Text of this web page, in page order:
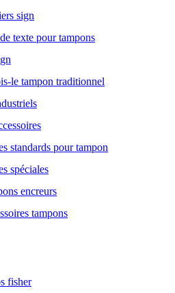
sign
texte pour tampons
le tampon traditionnel
standards pour tampon
spéciales
encreurs
tampons
fisher